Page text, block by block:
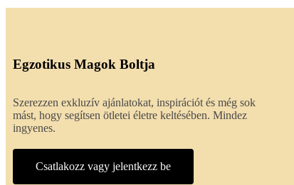
Egzotikus Magok Boltja
Szerezzen exkluzív ajánlatokat, inspirációt és még sok
mást, hogy segítsen ötletei életre keltésében. Mindez
ingyenes.
Csatlakozz vagy jelentkezz be